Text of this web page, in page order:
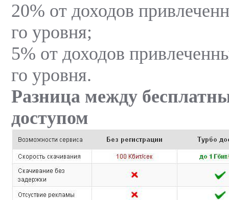
20% от доходов
го уровня;
5% от доходов
го уровня.
Разница между
доступом